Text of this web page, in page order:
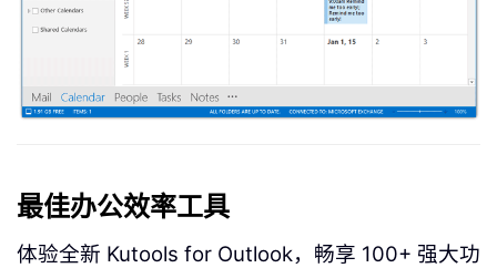
最佳办公效率工具
体验全新 Kutools for Outlook，畅享 100+ 强大功